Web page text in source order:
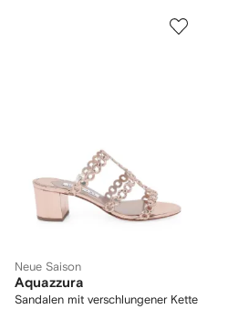
Neue Saison
Aquazzura
Sandalen mit verschlungener Kette